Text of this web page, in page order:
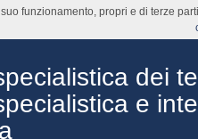
dei
e
funzionamento, propri e di terze